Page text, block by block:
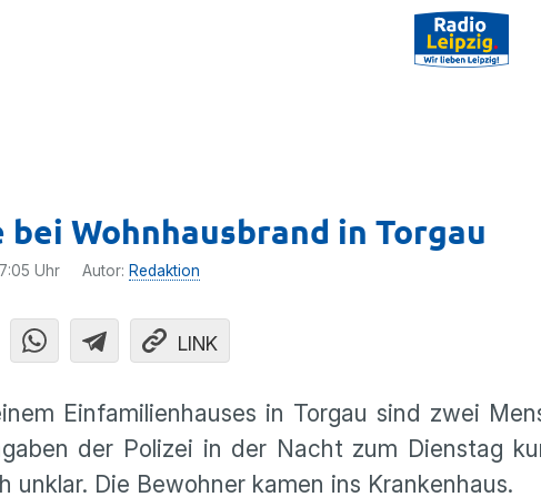
Wohnhausbrand in Torgau
Uhr Autor: Redaktion
LINK
Einfa­mi­li­en­hauses in Torgau sind zwei
der Polizei in der Nacht zum Dienstag
unklar. Die Bewohner kamen ins Kranken­haus.